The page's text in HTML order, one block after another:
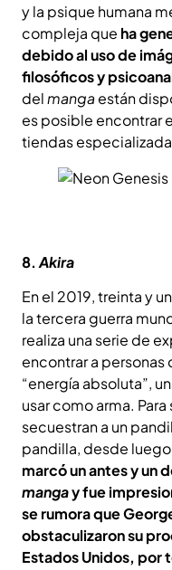
y la psique humana
compleja que ha
debido al uso de
filosóficos y
delmangaestán
es posible encontrar
tiendas
8. Akira
En el 2019, treinta y
la tercera guerra
realiza una serie de
encontrar a
“energía absoluta”,
usar como arma.
secuestran a un
pandilla, desde
marcó un antes y un
mangay fue
se rumora que
obstaculizaron su
Estados Unidos, por